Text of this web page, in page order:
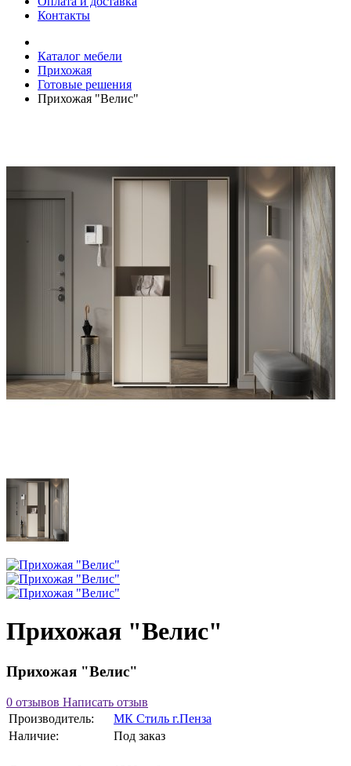
Контакты
Каталог мебели
Прихожая
Готовые решения
Прихожая "Велис"
Прихожая "Велис"
Прихожая "Велис"
0 отзывов Написать отзыв
Производитель:
МК Стиль г.Пенза
Наличие:
Под заказ